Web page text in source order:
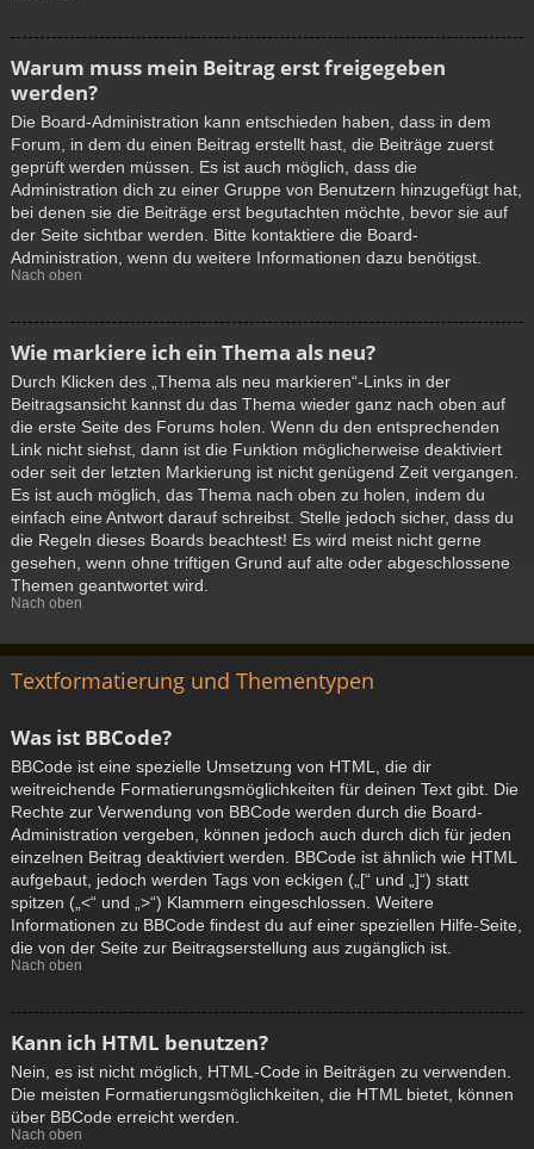
Warum muss mein Beitrag erst freigegeben
werden?
Die Board-Administration kann entschieden haben, dass in dem
Forum, in dem du einen Beitrag erstellt hast, die Beiträge zuerst
geprüft werden müssen. Es ist auch möglich, dass die
Administration dich zu einer Gruppe von Benutzern hinzugefügt hat,
bei denen sie die Beiträge erst begutachten möchte, bevor sie auf
der Seite sichtbar werden. Bitte kontaktiere die Board-
Administration, wenn du weitere Informationen dazu benötigst.
Nach oben
Wie markiere ich ein Thema als neu?
Durch Klicken des „Thema als neu markieren“-Links in der
Beitragsansicht kannst du das Thema wieder ganz nach oben auf
die erste Seite des Forums holen. Wenn du den entsprechenden
Link nicht siehst, dann ist die Funktion möglicherweise deaktiviert
oder seit der letzten Markierung ist nicht genügend Zeit vergangen.
Es ist auch möglich, das Thema nach oben zu holen, indem du
einfach eine Antwort darauf schreibst. Stelle jedoch sicher, dass du
die Regeln dieses Boards beachtest! Es wird meist nicht gerne
gesehen, wenn ohne triftigen Grund auf alte oder abgeschlossene
Themen geantwortet wird.
Nach oben
Textformatierung und Thementypen
Was ist BBCode?
BBCode ist eine spezielle Umsetzung von HTML, die dir
weitreichende Formatierungsmöglichkeiten für deinen Text gibt. Die
Rechte zur Verwendung von BBCode werden durch die Board-
Administration vergeben, können jedoch auch durch dich für jeden
einzelnen Beitrag deaktiviert werden. BBCode ist ähnlich wie HTML
aufgebaut, jedoch werden Tags von eckigen („[“ und „]“) statt
spitzen („<“ und „>“) Klammern eingeschlossen. Weitere
Informationen zu BBCode findest du auf einer speziellen Hilfe-Seite,
die von der Seite zur Beitragserstellung aus zugänglich ist.
Nach oben
Kann ich HTML benutzen?
Nein, es ist nicht möglich, HTML-Code in Beiträgen zu verwenden.
Die meisten Formatierungsmöglichkeiten, die HTML bietet, können
über BBCode erreicht werden.
Nach oben